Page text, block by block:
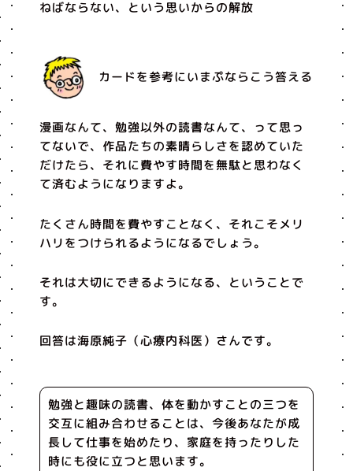
ねばならない、という思いからの解放
カードを参考にいまぷならこう答える
漫画なんて、勉強以外の読書なんて、って思っ
てないで、作品たちの素晴らしさを認めていた
だけたら、それに費やす時間を無駄と思わなく
て済むようになりますよ。
たくさん時間を費やすことなく、それこそメリ
ハリをつけられるようになるでしょう。
それは大切にできるようになる、ということで
す。
回答は海原純子（心療内科医）さんです。
勉強と趣味の読書、体を動かすことの三つを
交互に組み合わせることは、今後あなたが成
長して仕事を始めたり、家庭を持ったりした
時にも役に立つと思います。